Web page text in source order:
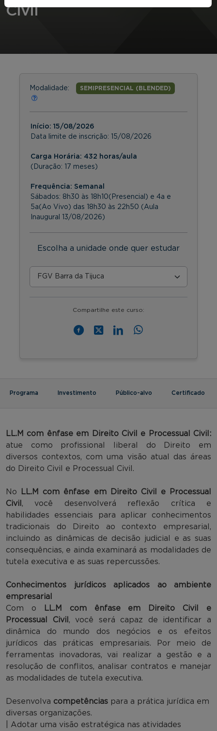
Civil
Modalidade: SEMIPRESENCIAL (BLENDED)
Início: 15/08/2026
Data limite de inscrição: 15/08/2026
Carga Horária: 432 horas/aula
(Duração: 17 meses)
Frequência: Semanal
Sábados: 8h30 às 18h10(Presencial) e 4a e
5a(Ao Vivo) das 18h30 às 22h50 (Aula
Inaugural 13/08/2026)
Escolha a unidade onde quer estudar
Compartilhe este curso:
Programa Investimento Público-alvo Certificado
LL.M com ênfase em Direito Civil e Processual Civil:
atue como profissional liberal do Direito em
diversos contextos, com uma visão atual das áreas
do Direito Civil e Processual Civil.
No
LL.M com ênfase em Direito Civil e Processual
Civil , você desenvolverá reflexão crítica e
habilidades essenciais para aplicar conhecimentos
tradicionais do Direito ao contexto empresarial,
incluindo as dinâmicas de decisão judicial e as suas
consequências, e ainda examinará as modalidades de
tutela executiva e as suas repercussões.
Conhecimentos jurídicos aplicados ao ambiente
empresarial
Com o
LL.M com ênfase em Direito Civil e
Processual Civil , você será capaz de identificar a
dinâmica do mundo dos negócios e os efeitos
jurídicos das práticas empresariais. Por meio de
ferramentas inovadoras, vai realizar a gestão e a
resolução de conflitos, analisar contratos e manejar
as modalidades de tutela executiva.
Desenvolva competências para a prática jurídica em
diversas organizações.
| Adotar uma visão estratégica nas atividades